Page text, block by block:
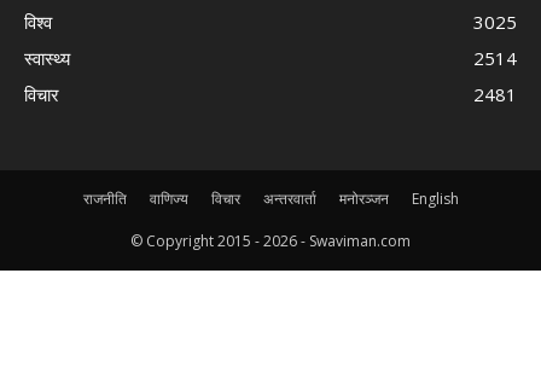
विश्व
3025
स्वास्थ्य
2514
विचार
2481
राजनीति वाणिज्य विचार अन्तरवार्ता मनोरञ्जन English
© Copyright 2015 -2026 - Swaviman.com